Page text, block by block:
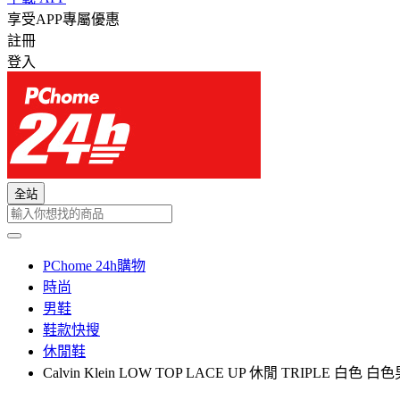
享受APP專屬優惠
註冊
登入
全站
PChome 24h購物
時尚
男鞋
鞋款快搜
休閒鞋
Calvin Klein LOW TOP LACE UP 休閒 TRIPLE 白色 白色